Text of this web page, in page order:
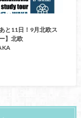
と11日！9月北欧ス
】北欧